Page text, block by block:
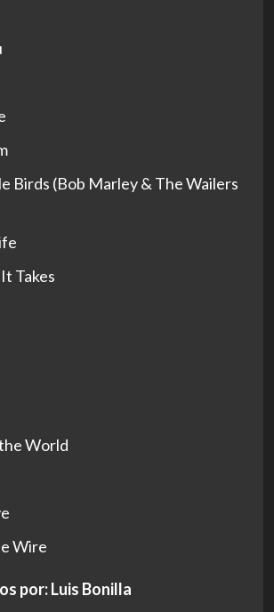
Birds (Bob Marley & The Wailers
Takes
World
Wire
por: Luis Bonilla